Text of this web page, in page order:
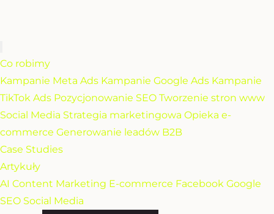
Co robimy
Kampanie Meta Ads Kampanie Google Ads Kampanie
TikTok Ads Pozycjonowanie SEO Tworzenie stron www
Social Media Strategia marketingowa Opieka e-
commerce Generowanie leadów B2B
Case Studies
Artykuły
AI Content Marketing E-commerce Facebook Google
SEO Social Media